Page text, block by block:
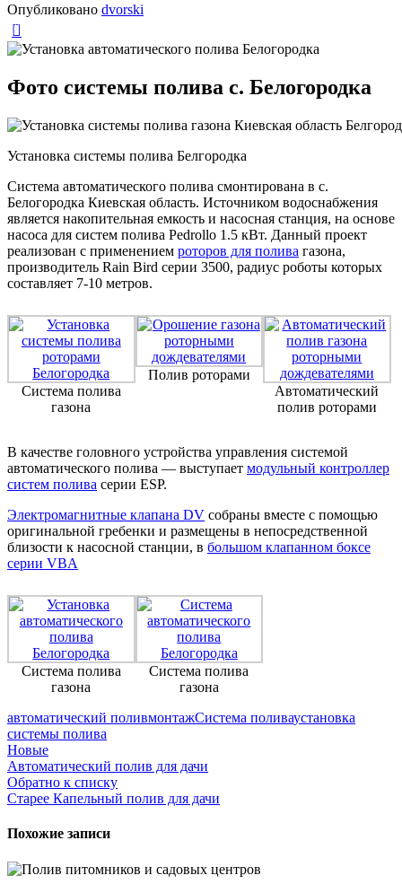
Опубликовано dvorski
0
Фото системы полива с. Белогородка
Установка системы полива Белгородка
Система автоматического полива смонтирована в с.
Белогородка Киевская область. Источником водоснабжения
является накопительная емкость и насосная станция, на основе
насоса для систем полива Pedrollo 1.5 кВт. Данный проект
реализован с применением роторов для полива газона,
производитель Rain Bird серии 3500, радиус роботы которых
составляет 7-10 метров.
Система полива
газона
Полив роторами
Автоматический
полив роторами
В качестве головного устройства управления системой
автоматического полива — выступает модульный контроллер
систем полива серии ESP.
Электромагнитные клапана DV собраны вместе с помощью
оригинальной гребенки и размещены в непосредственной
близости к насосной станции, в большом клапанном боксе
серии VBA
Система полива
газона
Система полива
газона
автоматический поливмонтажСистема поливаустановка
системы полива
Новые
Автоматический полив для дачи
Обратно к списку
Старее Капельный полив для дачи
Похожие записи